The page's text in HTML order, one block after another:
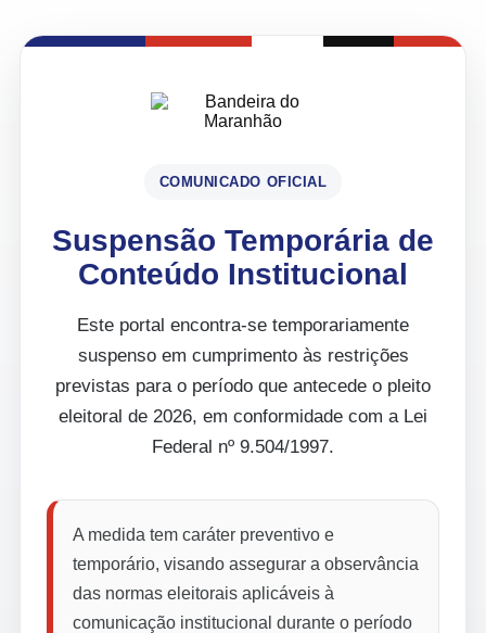
COMUNICADO OFICIAL
Suspensão Temporária de
Conteúdo Institucional
Este portal encontra-se temporariamente
suspenso em cumprimento às restrições
previstas para o período que antecede o pleito
eleitoral de 2026, em conformidade com a Lei
Federal nº 9.504/1997.
A medida tem caráter preventivo e
temporário, visando assegurar a observância
das normas eleitorais aplicáveis à
comunicação institucional durante o período